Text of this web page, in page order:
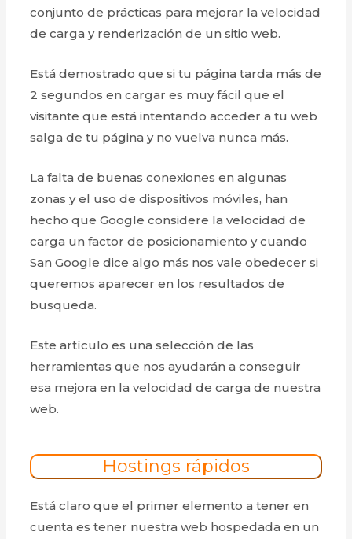
conjunto de prácticas para mejorar la velocidad
de carga y renderización de un sitio web.
Está demostrado que si tu página tarda más de
2 segundos en cargar es muy fácil que el
visitante que está intentando acceder a tu web
salga de tu página y no vuelva nunca más.
La falta de buenas conexiones en algunas
zonas y el uso de dispositivos móviles, han
hecho que Google considere la velocidad de
carga un factor de posicionamiento y cuando
San Google dice algo más nos vale obedecer si
queremos aparecer en los resultados de
busqueda.
Este artículo es una selección de las
herramientas que nos ayudarán a conseguir
esa mejora en la velocidad de carga de nuestra
web.
Hostings rápidos
Está claro que el primer elemento a tener en
cuenta es tener nuestra web hospedada en un